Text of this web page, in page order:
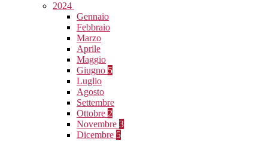
2024
Gennaio
Febbraio
Marzo
Aprile
Maggio
Giugno 5
Luglio
Agosto
Settembre
Ottobre 2
Novembre 3
Dicembre 5